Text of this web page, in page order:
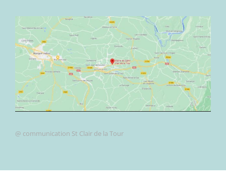
@ communication St Clair de la Tour